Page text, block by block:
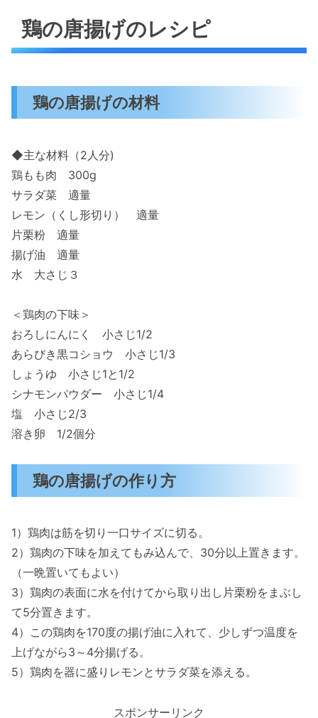
鶏の唐揚げのレシピ
鶏の唐揚げの材料
◆主な材料（2人分)
鶏もも肉 300g
サラダ菜 適量
レモン（くし形切り） 適量
片栗粉 適量
揚げ油 適量
水 大さじ３
＜鶏肉の下味＞
おろしにんにく 小さじ1/2
あらびき黒コショウ 小さじ1/3
しょうゆ 小さじ1と1/2
シナモンパウダー 小さじ1/4
塩 小さじ2/3
溶き卵 1/2個分
鶏の唐揚げの作り方
1）鶏肉は筋を切り一口サイズに切る。
2）鶏肉の下味を加えてもみ込んで、30分以上置きます。
（一晩置いてもよい）
3）鶏肉の表面に水を付けてから取り出し片栗粉をまぶし
て5分置きます。
4）この鶏肉を170度の揚げ油に入れて、少しずつ温度を
上げながら3～4分揚げる。
5）鶏肉を器に盛りレモンとサラダ菜を添える。
スポンサーリンク